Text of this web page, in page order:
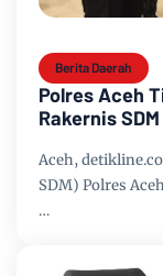
Berita Daerah
Polres Aceh
Rakernis
Aceh,
SDM) Polres
…